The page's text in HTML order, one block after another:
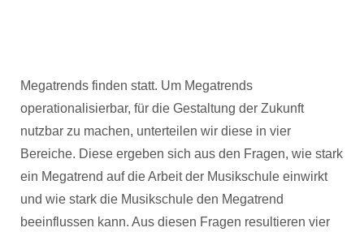
Megatrends finden statt. Um Megatrends
operationalisierbar, für die Gestaltung der Zukunft
nutzbar zu machen, unterteilen wir diese in vier
Bereiche. Diese ergeben sich aus den Fragen, wie stark
ein Megatrend auf die Arbeit der Musikschule einwirkt
und wie stark die Musikschule den Megatrend
beeinflussen kann. Aus diesen Fragen resultieren vier